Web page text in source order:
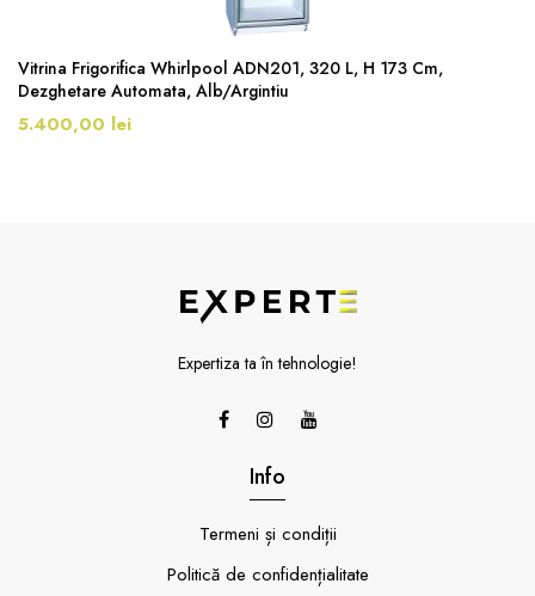
Vitrina Frigorifica Whirlpool ADN201, 320 L, H 173 Cm,
Dezghetare Automata, Alb/Argintiu
5.400,00 lei
Expertiza ta în tehnologie!
Info
Termeni și condiții
Politică de confidențialitate